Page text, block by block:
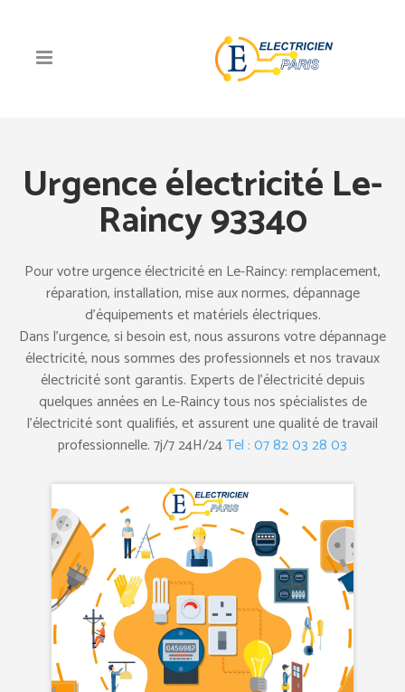
Urgence électricité Le-
Raincy 93340
Pour votre urgence électricité en Le-Raincy: remplacement,
réparation, installation, mise aux normes, dépannage
d’équipements et matériels électriques.
Dans l’urgence, si besoin est, nous assurons votre dépannage
électricité, nous sommes des professionnels et nos travaux
électricité sont garantis. Experts de l’électricité depuis
quelques années en Le-Raincy tous nos spécialistes de
l’électricité sont qualifiés, et assurent une qualité de travail
professionnelle. 7j/7 24H/24Tel : 07 82 03 28 03